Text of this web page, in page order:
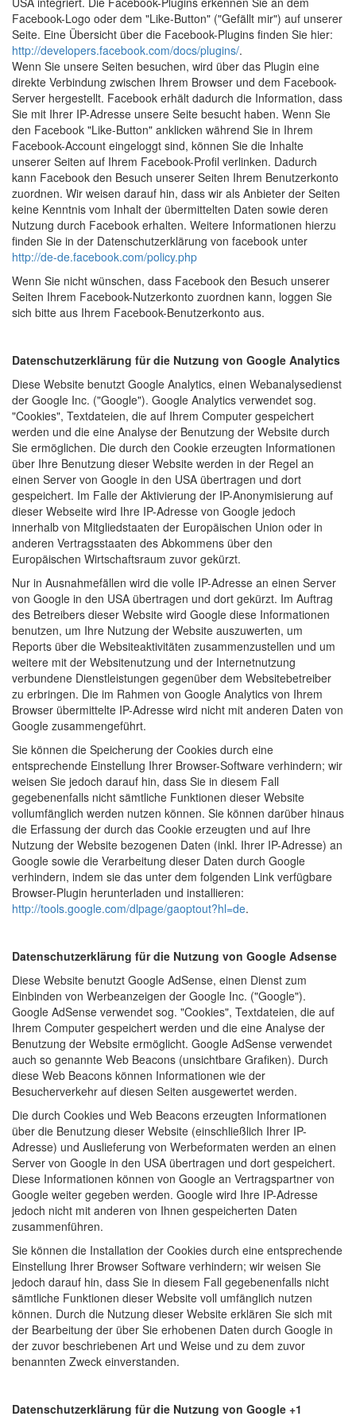
Facebook-Logo oder dem "Like-Button" ("Gefällt mir") auf unserer
Seite. Eine Übersicht über die Facebook-Plugins finden Sie hier:
http://developers.facebook.com/docs/plugins/.
Wenn Sie unsere Seiten besuchen, wird über das Plugin eine
direkte Verbindung zwischen Ihrem Browser und dem Facebook-
Server hergestellt. Facebook erhält dadurch die Information, dass
Sie mit Ihrer IP-Adresse unsere Seite besucht haben. Wenn Sie
den Facebook "Like-Button" anklicken während Sie in Ihrem
Facebook-Account eingeloggt sind, können Sie die Inhalte
unserer Seiten auf Ihrem Facebook-Profil verlinken. Dadurch
kann Facebook den Besuch unserer Seiten Ihrem Benutzerkonto
zuordnen. Wir weisen darauf hin, dass wir als Anbieter der Seiten
keine Kenntnis vom Inhalt der übermittelten Daten sowie deren
Nutzung durch Facebook erhalten. Weitere Informationen hierzu
finden Sie in der Datenschutzerklärung von facebook unter
http://de-de.facebook.com/policy.php
Wenn Sie nicht wünschen, dass Facebook den Besuch unserer
Seiten Ihrem Facebook-Nutzerkonto zuordnen kann, loggen Sie
sich bitte aus Ihrem Facebook-Benutzerkonto aus.
Datenschutzerklärung für die Nutzung von Google Analytics
Diese Website benutzt Google Analytics, einen Webanalysedienst
der Google Inc. ("Google"). Google Analytics verwendet sog.
"Cookies", Textdateien, die auf Ihrem Computer gespeichert
werden und die eine Analyse der Benutzung der Website durch
Sie ermöglichen. Die durch den Cookie erzeugten Informationen
über Ihre Benutzung dieser Website werden in der Regel an
einen Server von Google in den USA übertragen und dort
gespeichert. Im Falle der Aktivierung der IP-Anonymisierung auf
dieser Webseite wird Ihre IP-Adresse von Google jedoch
innerhalb von Mitgliedstaaten der Europäischen Union oder in
anderen Vertragsstaaten des Abkommens über den
Europäischen Wirtschaftsraum zuvor gekürzt.
Nur in Ausnahmefällen wird die volle IP-Adresse an einen Server
von Google in den USA übertragen und dort gekürzt. Im Auftrag
des Betreibers dieser Website wird Google diese Informationen
benutzen, um Ihre Nutzung der Website auszuwerten, um
Reports über die Websiteaktivitäten zusammenzustellen und um
weitere mit der Websitenutzung und der Internetnutzung
verbundene Dienstleistungen gegenüber dem Websitebetreiber
zu erbringen. Die im Rahmen von Google Analytics von Ihrem
Browser übermittelte IP-Adresse wird nicht mit anderen Daten von
Google zusammengeführt.
Sie können die Speicherung der Cookies durch eine
entsprechende Einstellung Ihrer Browser-Software verhindern; wir
weisen Sie jedoch darauf hin, dass Sie in diesem Fall
gegebenenfalls nicht sämtliche Funktionen dieser Website
vollumfänglich werden nutzen können. Sie können darüber hinaus
die Erfassung der durch das Cookie erzeugten und auf Ihre
Nutzung der Website bezogenen Daten (inkl. Ihrer IP-Adresse) an
Google sowie die Verarbeitung dieser Daten durch Google
verhindern, indem sie das unter dem folgenden Link verfügbare
Browser-Plugin herunterladen und installieren:
http://tools.google.com/dlpage/gaoptout?hl=de.
Datenschutzerklärung für die Nutzung von Google Adsense
Diese Website benutzt Google AdSense, einen Dienst zum
Einbinden von Werbeanzeigen der Google Inc. ("Google").
Google AdSense verwendet sog. "Cookies", Textdateien, die auf
Ihrem Computer gespeichert werden und die eine Analyse der
Benutzung der Website ermöglicht. Google AdSense verwendet
auch so genannte Web Beacons (unsichtbare Grafiken). Durch
diese Web Beacons können Informationen wie der
Besucherverkehr auf diesen Seiten ausgewertet werden.
Die durch Cookies und Web Beacons erzeugten Informationen
über die Benutzung dieser Website (einschließlich Ihrer IP-
Adresse) und Auslieferung von Werbeformaten werden an einen
Server von Google in den USA übertragen und dort gespeichert.
Diese Informationen können von Google an Vertragspartner von
Google weiter gegeben werden. Google wird Ihre IP-Adresse
jedoch nicht mit anderen von Ihnen gespeicherten Daten
zusammenführen.
Sie können die Installation der Cookies durch eine entsprechende
Einstellung Ihrer Browser Software verhindern; wir weisen Sie
jedoch darauf hin, dass Sie in diesem Fall gegebenenfalls nicht
sämtliche Funktionen dieser Website voll umfänglich nutzen
können. Durch die Nutzung dieser Website erklären Sie sich mit
der Bearbeitung der über Sie erhobenen Daten durch Google in
der zuvor beschriebenen Art und Weise und zu dem zuvor
benannten Zweck einverstanden.
Datenschutzerklärung für die Nutzung von Google +1